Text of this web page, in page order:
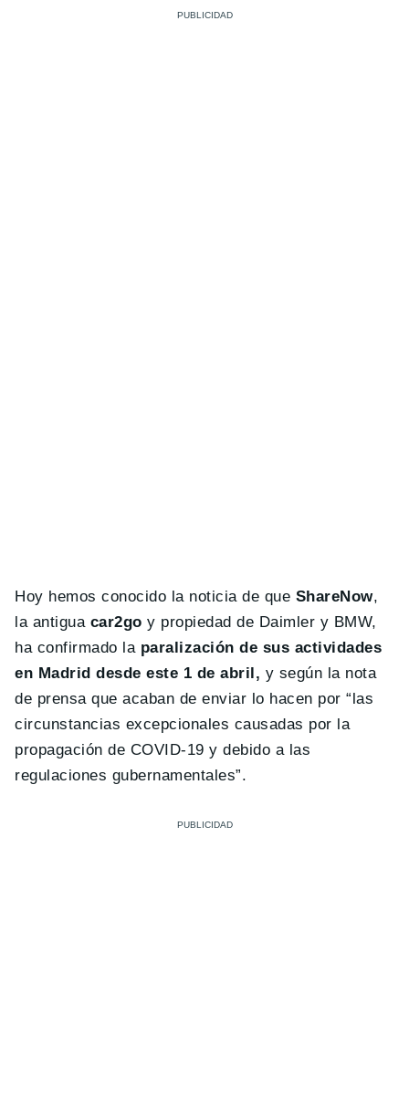
Hoy hemos conocido la noticia de que ShareNow,
la antigua car2go y propiedad de Daimler y BMW,
ha confirmado la paralización de sus actividades
en Madrid desde este 1 de abril, y según la nota
de prensa que acaban de enviar lo hacen por “las
circunstancias excepcionales causadas por la
propagación de COVID-19 y debido a las
regulaciones gubernamentales”.